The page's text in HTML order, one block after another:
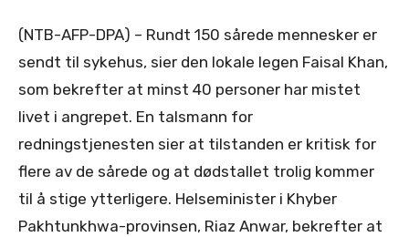
(NTB-AFP-DPA) – Rundt 150 sårede mennesker er
sendt til sykehus, sier den lokale legen Faisal Khan,
som bekrefter at minst 40 personer har mistet
livet i angrepet. En talsmann for
redningstjenesten sier at tilstanden er kritisk for
flere av de sårede og at dødstallet trolig kommer
til å stige ytterligere. Helseminister i Khyber
Pakhtunkhwa-provinsen, Riaz Anwar, bekrefter at